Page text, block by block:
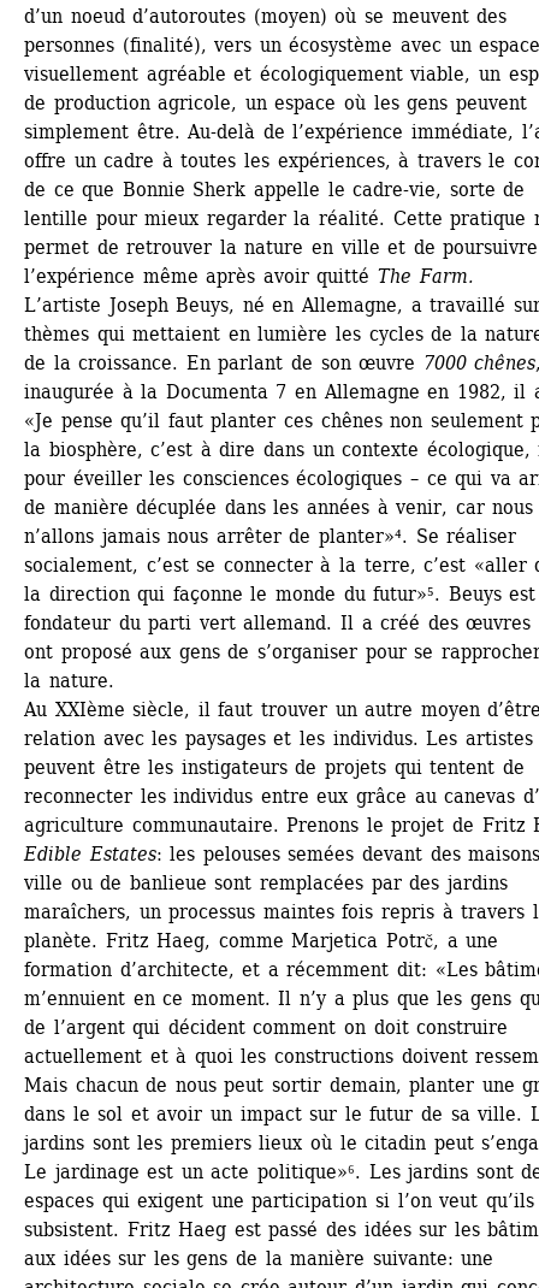
d’un noeud d’autoroutes (moyen) où se meuvent des
personnes (finalité), vers un écosystème avec un
visuellement agréable et écologiquement viable, un
de production agricole, un espace où les gens peuvent
simplement être. Au-delà de l’expérience immédiate,
offre un cadre à toutes les expériences, à travers le
de ce que Bonnie Sherk appelle le cadre-vie, sorte de
lentille pour mieux regarder la réalité. Cette pratique
permet de retrouver la nature en ville et de poursuivre
l’expérience même après avoir quitté The Farm.
L’artiste Joseph Beuys, né en Allemagne, a travaillé
thèmes qui mettaient en lumière les cycles de la
de la croissance. En parlant de son œuvre 7000 chênes
inaugurée à la Documenta 7 en Allemagne en 1982, il
«Je pense qu’il faut planter ces chênes non seulement
la biosphère, c’est à dire dans un contexte écologique,
pour éveiller les consciences écologiques – ce qui va
de manière décuplée dans les années à venir, car nous
n’allons jamais nous arrêter de planter»⁴. Se réaliser
socialement, c’est se connecter à la terre, c’est «aller
la direction qui façonne le monde du futur»⁵. Beuys
fondateur du parti vert allemand. Il a créé des œuvres
ont proposé aux gens de s’organiser pour se
la nature.
Au XXIème siècle, il faut trouver un autre moyen
relation avec les paysages et les individus. Les artistes
peuvent être les instigateurs de projets qui tentent de
reconnecter les individus entre eux grâce au canevas
agriculture communautaire. Prenons le projet de Fritz
Edible Estates: les pelouses semées devant des
ville ou de banlieue sont remplacées par des jardins
maraîchers, un processus maintes fois repris à travers
planète. Fritz Haeg, comme Marjetica Potrč, a une
formation d’architecte, et a récemment dit: «Les
m’ennuient en ce moment. Il n’y a plus que les gens
de l’argent qui décident comment on doit construire
actuellement et à quoi les constructions doivent
Mais chacun de nous peut sortir demain, planter une
dans le sol et avoir un impact sur le futur de sa ville.
jardins sont les premiers lieux où le citadin peut
Le jardinage est un acte politique»⁶. Les jardins sont
espaces qui exigent une participation si l’on veut qu’ils
subsistent. Fritz Haeg est passé des idées sur les
aux idées sur les gens de la manière suivante: une